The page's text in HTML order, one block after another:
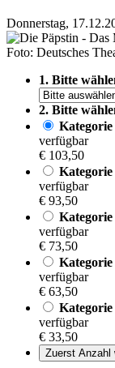
Donnerstag,
Foto: Deutsches
1. Bitte
2. Bitte
Kategorie
verfügbar
€ 103,50
Kategorie
verfügbar
€ 93,50
Kategorie
verfügbar
€ 73,50
Kategorie
verfügbar
€ 63,50
Kategorie
verfügbar
€ 33,50
Zuerst Anzahl